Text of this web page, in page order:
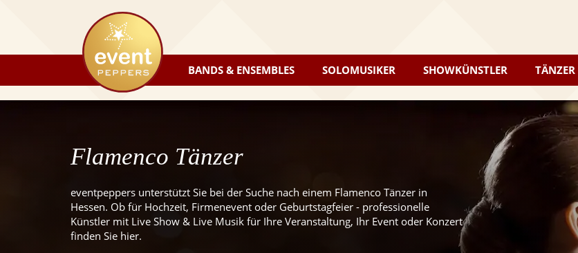
eventpeppers
BANDS & ENSEMBLES SOLOMUSIKER SHOWKÜNSTLER TÄNZER
Flamenco Tänzer
eventpeppers unterstützt Sie bei der Suche nach einem Flamenco Tänzer in
Hessen. Ob für Hochzeit, Firmenevent oder Geburtstagfeier - professionelle
Künstler mit Live Show & Live Musik für Ihre Veranstaltung, Ihr Event oder Konzert
finden Sie hier.